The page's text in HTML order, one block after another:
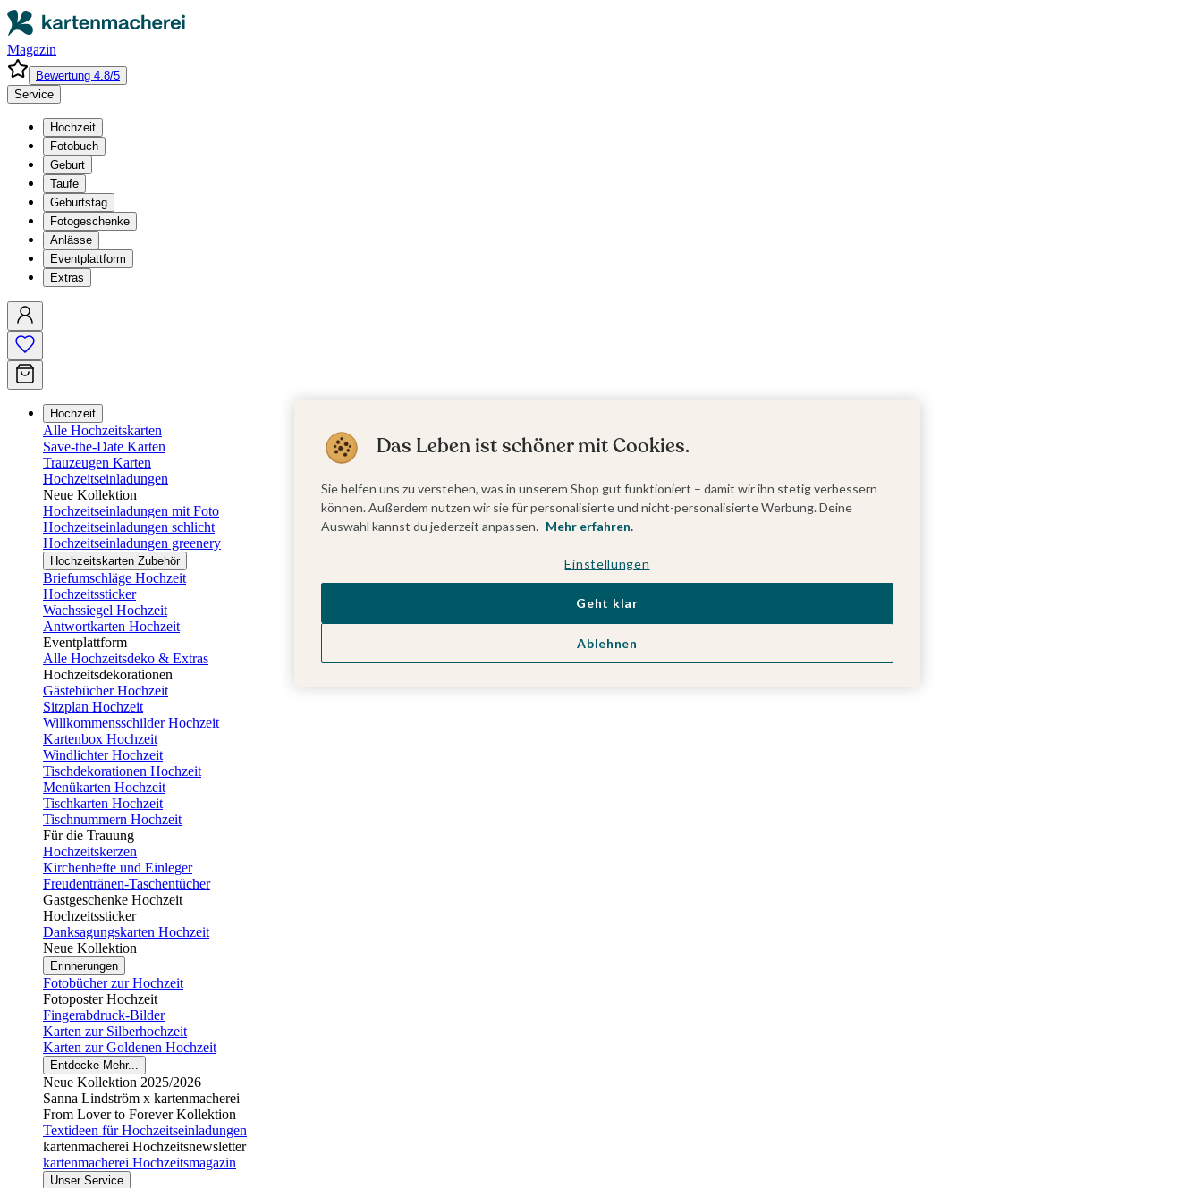
Magazin
Bewertung 4.8/5
Service
Hochzeit
Fotobuch
Geburt
Taufe
Geburtstag
Fotogeschenke
Anlässe
Eventplattform
Extras
Hochzeit
Alle Hochzeitskarten
Save-the-Date Karten
Trauzeugen Karten
Hochzeitseinladungen
Neue Kollektion
Hochzeitseinladungen mit Foto
Hochzeitseinladungen schlicht
Hochzeitseinladungen greenery
Hochzeitskarten Zubehör
Briefumschläge Hochzeit
Hochzeitssticker
Wachssiegel Hochzeit
Antwortkarten Hochzeit
Eventplattform
Alle Hochzeitsdeko & Extras
Hochzeitsdekorationen
Gästebücher Hochzeit
Sitzplan Hochzeit
Willkommensschilder Hochzeit
Kartenbox Hochzeit
Windlichter Hochzeit
Tischdekorationen Hochzeit
Menükarten Hochzeit
Tischkarten Hochzeit
Tischnummern Hochzeit
Für die Trauung
Hochzeitskerzen
Kirchenhefte und Einleger
Freudentränen-Taschentücher
Gastgeschenke Hochzeit
Hochzeitssticker
Danksagungskarten Hochzeit
Neue Kollektion
Erinnerungen
Fotobücher zur Hochzeit
Fotoposter Hochzeit
Fingerabdruck-Bilder
Karten zur Silberhochzeit
Karten zur Goldenen Hochzeit
Entdecke Mehr...
Neue Kollektion 2025/2026
Sanna Lindström x kartenmacherei
From Lover to Forever Kollektion
Textideen für Hochzeitseinladungen
kartenmacherei Hochzeitsnewsletter
kartenmacherei Hochzeitsmagazin
Unser Service
Das Leben ist schöner mit Cookies.
Sie helfen uns zu verstehen, was in unserem Shop gut funktioniert – damit wir ihn stetig verbessern
können. Außerdem nutzen wir sie für personalisierte und nicht-personalisierte Werbung. Deine
Auswahl kannst du jederzeit anpassen. Mehr erfahren.
Einstellungen
Ablehnen
Geht klar